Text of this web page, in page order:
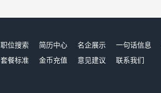
职位搜索 简历中心 名企展示 一句话信息
套餐标准
金币充值 意见建议 联系我们